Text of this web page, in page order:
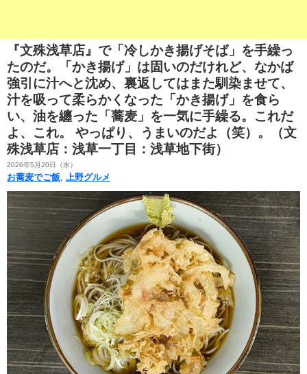
『文殊浅草店』で「冷しかき揚げそば」を手繰っ
たのだ。「かき揚げ」は固いのだけれど、なかば
強引に汁へと沈め、裏返してはまた馴染ませて、
汁を吸って柔らかくなった「かき揚げ」を食ら
い、油を纏った「蕎麦」を一気に手繰る。これだ
よ、これ。 やっぱり、うまいのだよ（笑）。（文
殊浅草店：浅草一丁目：浅草地下街）
2026年5月20日（水）
お蕎麦でご飯, 上野グルメ